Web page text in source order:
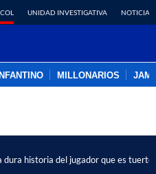
UNIDAD INVESTIGATIVA NOTICIAS
MILLONARIOS
dura historia del jugador que es